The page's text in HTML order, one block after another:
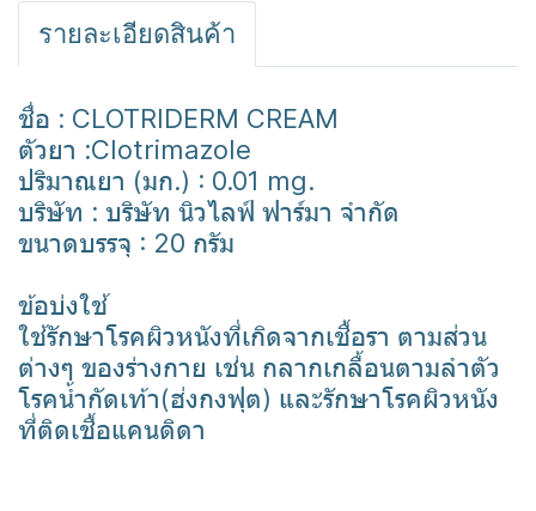
รายละเอียดสินค้า
ชื่อ : CLOTRIDERM CREAM
ตัวยา :Clotrimazole
ปริมาณยา (มก.) : 0.01 mg.
บริษัท : บริษัท นิวไลฟ์ ฟาร์มา จำกัด
ขนาดบรรจุ : 20 กรัม
ข้อบ่งใช้
ใช้รักษาโรคผิวหนังที่เกิดจากเชื้อรา ตามส่วน
ต่างๆ ของร่างกาย เช่น กลากเกลื้อนตามลำตัว
โรคน้ำกัดเท้า(ฮ่งกงฟุต) และรักษาโรคผิวหนัง
ที่ติดเชื้อแคนดิดา